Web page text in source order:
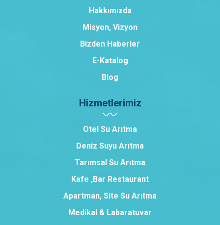
Hakkımızda
Misyon, Vizyon
Bizden Haberler
E-Katalog
Blog
Hizmetlerimiz
Otel Su Arıtma
Deniz Suyu Arıtma
Tarımsal Su Arıtma
Kafe ,Bar Restaurant
Apartman, Site Su Arıtma
Medikal & Labaratuvar